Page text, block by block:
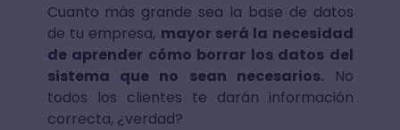
Cuanto más grande sea la base de datos
de tu empresa, mayor será la necesidad
de aprender cómo borrar los datos del
sistema que no sean necesarios.
No
todos los clientes te darán información
correcta, ¿verdad?